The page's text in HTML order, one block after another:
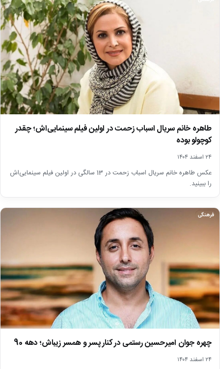
طاهره خانم سریال اسباب زحمت در اولین فیلم سینمایی‌اش؛ چقدر
کوچولو بوده
۲۴ اسفند ۱۴۰۴
عکس طاهره خانم سریال اسباب زحمت در 13 سالگی در اولین فیلم سینمایی‌اش
را ببینید.
فرهنگی
چهره جوان امیرحسین رستمی در کنار پسر و همسر زیباش؛ دهه 90
۲۴ اسفند ۱۴۰۴